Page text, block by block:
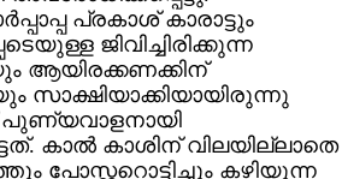
പ്രകാശ്‌ കാരാട്ടും
ജിവിച്ചിരിക്കുന്ന
ആയിരക്കണക്കിന്‌
സാക്ഷിയാക്കിയായിരുന്നു
കാല്‍ കാശിന്‌ വിലയില്ലാതെ
പോസ്റ്ററൊട്ടിച്ചും കഴിയുന്ന